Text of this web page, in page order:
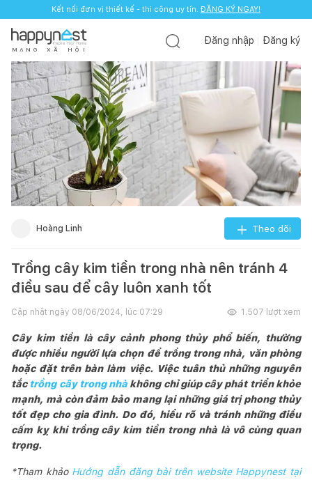
Kết nối đơn vị thiết kế - thi công uy tín. ĐĂNG KÝ NGAY!
M Ạ N G X Ã H Ộ I
Đăng nhập Đăng ký
Hoàng Linh Theo dõi
Trồng cây kim tiền trong nhà nên tránh 4
điều sau để cây luôn xanh tốt
Cập nhật ngày 08/06/2024, lúc 07:29 1.507 lượt xem
Cây kim tiền là cây cảnh phong thủy phổ biến, thường
được nhiều người lựa chọn để trồng trong nhà, văn phòng
hoặc đặt trên bàn làm việc. Việc tuân thủ những nguyên
tắc trồng cây trong nhà không chỉ giúp cây phát triển khỏe
mạnh, mà còn đảm bảo mang lại những giá trị phong thủy
tốt đẹp cho gia đình. Do đó, hiểu rõ và tránh những điều
cấm kỵ khi trồng cây kim tiền trong nhàlà vô cùng quan
trọng.
*Tham khảo Hướng dẫn đăng bài trên website Happynest tại